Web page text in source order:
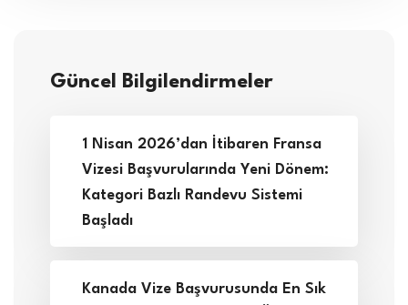
Güncel Bilgilendirmeler
1 Nisan 2026’dan İtibaren Fransa
Vizesi Başvurularında Yeni Dönem:
Kategori Bazlı Randevu Sistemi
Başladı
Kanada Vize Başvurusunda En Sık